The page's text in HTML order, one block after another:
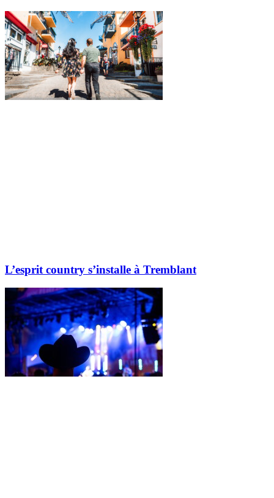
L’esprit country s’installe à Tremblant